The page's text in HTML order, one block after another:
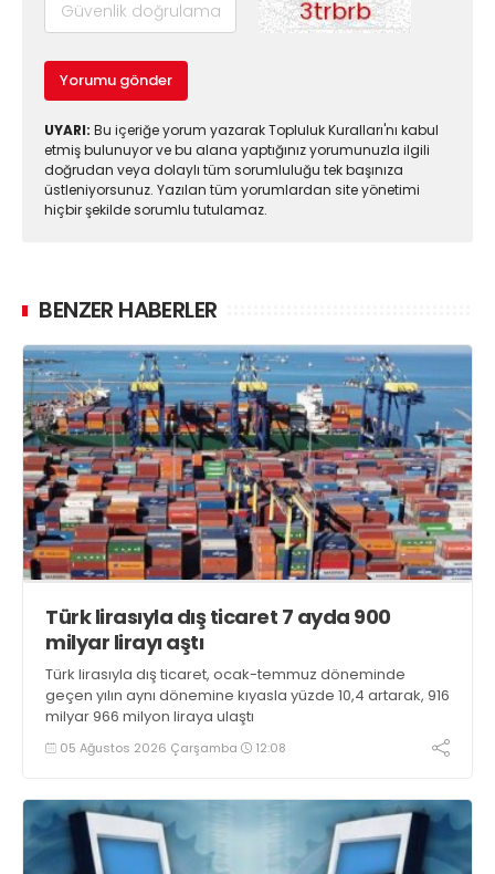
Yorumu gönder
UYARI: Bu içeriğe yorum yazarak Topluluk Kuralları'nı kabul
etmiş bulunuyor ve bu alana yaptığınız yorumunuzla ilgili
doğrudan veya dolaylı tüm sorumluluğu tek başınıza
üstleniyorsunuz. Yazılan tüm yorumlardan site yönetimi
hiçbir şekilde sorumlu tutulamaz.
BENZER HABERLER
Türk lirasıyla dış ticaret 7 ayda 900
milyar lirayı aştı
Türk lirasıyla dış ticaret, ocak-temmuz döneminde
geçen yılın aynı dönemine kıyasla yüzde 10,4 artarak, 916
milyar 966 milyon liraya ulaştı
05 Ağustos 2026 Çarşamba 12:08